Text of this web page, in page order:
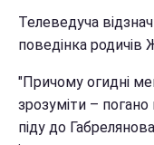
Телеведуча
поведінка родичів
"Причому огидні
зрозуміти – погано
піду до